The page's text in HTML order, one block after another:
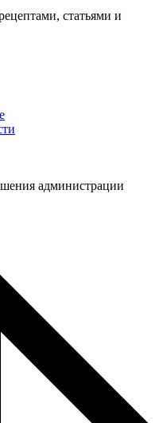
статьями и
администрации